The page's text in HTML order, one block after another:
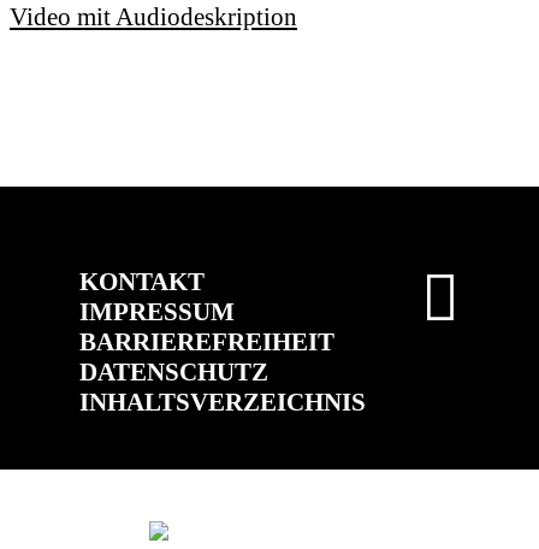
Video mit Audiodeskription
KONTAKT
IMPRESSUM
BARRIEREFREIHEIT
DATENSCHUTZ
INHALTSVERZEICHNIS